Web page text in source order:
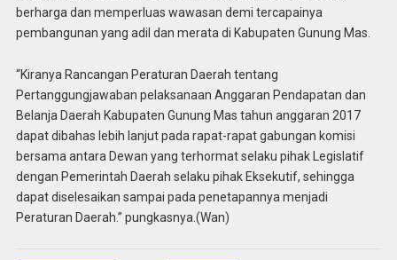
berharga dan memperluas wawasan demi tercapainya
pembangunan yang adil dan merata di Kabupaten Gunung Mas.
“Kiranya Rancangan Peraturan Daerah tentang
Pertanggungjawaban pelaksanaan Anggaran Pendapatan dan
Belanja Daerah Kabupaten Gunung Mas tahun anggaran 2017
dapat dibahas lebih lanjut pada rapat-rapat gabungan komisi
bersama antara Dewan yang terhormat selaku pihak Legislatif
dengan Pemerintah Daerah selaku pihak Eksekutif, sehingga
dapat diselesaikan sampai pada penetapannya menjadi
Peraturan Daerah.” pungkasnya.(Wan)